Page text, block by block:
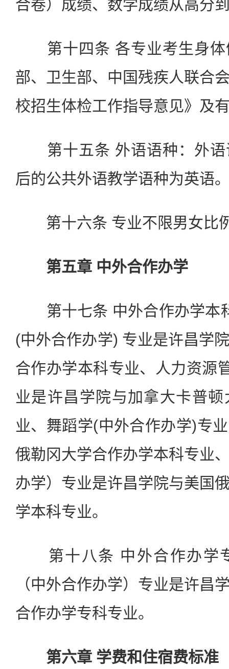
合卷）成绩、数学成绩从高分
第十四条 各专业考生身体
部、卫生部、中国残疾人联合
校招生体检工作指导意见》及
第十五条 外语语种：外语
后的公共外语教学语种为英语
第十六条 专业不限男女比
第五章 中外合作办学
第十七条 中外合作办学本
(中外合作办学) 专业是许昌学
合作办学本科专业、人力资源
业是许昌学院与加拿大卡普
业、舞蹈学(中外合作办学)专
俄勒冈大学合作办学本科专业
办学）专业是许昌学院与美国
学本科专业。
第十八条 中外合作办学
（中外合作办学）专业是许昌
合作办学专科专业。
第六章 学费和住宿费标准